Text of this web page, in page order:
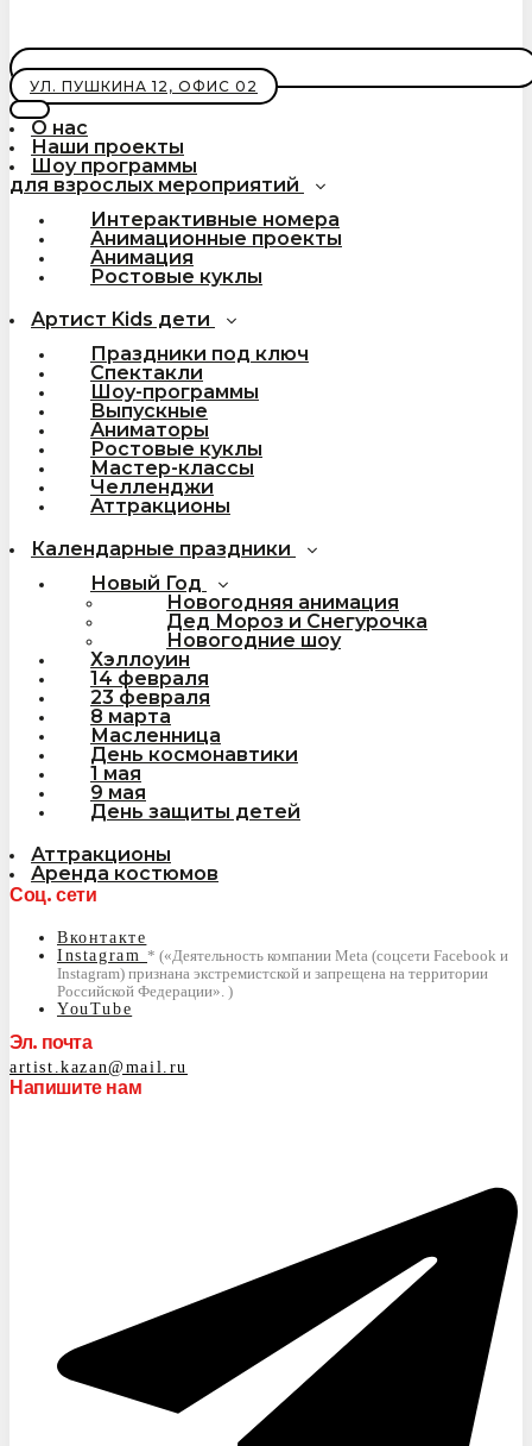
УЛ. ПУШКИНА 12, ОФИС 02
О нас
Наши проекты
Шоу программы
для взрослых мероприятий
Интерактивные номера
Анимационные проекты
Анимация
Ростовые куклы
Артист Kids дети
Праздники под ключ
Спектакли
Шоу-программы
Выпускные
Аниматоры
Ростовые куклы
Мастер-классы
Челленджи
Аттракционы
Календарные праздники
Новый Год
Новогодняя анимация
Дед Мороз и Снегурочка
Новогодние шоу
Хэллоуин
14 февраля
23 февраля
8 марта
Масленница
День космонавтики
1 мая
9 мая
День защиты детей
Аттракционы
Аренда костюмов
Соц. сети
Вконтакте
Instagram
YouTube
Эл. почта
artist.kazan@mail.ru
Напишите нам